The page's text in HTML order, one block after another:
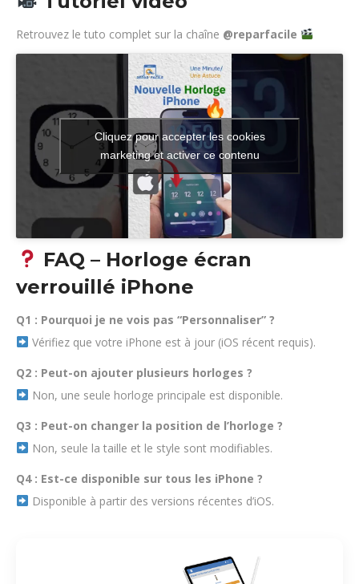
Retrouvez le tuto complet sur la chaîne @reparfacile
Cliquez pour accepter les cookies
marketing et activer ce contenu
FAQ – Horloge écran
verrouillé iPhone
Q1 : Pourquoi je ne vois pas “Personnaliser” ?
Vérifiez que votre iPhone est à jour (iOS récent requis).
Q2 : Peut-on ajouter plusieurs horloges ?
Non, une seule horloge principale est disponible.
Q3 : Peut-on changer la position de l’horloge ?
Non, seule la taille et le style sont modifiables.
Q4 : Est-ce disponible sur tous les iPhone ?
Disponible à partir des versions récentes d’iOS.